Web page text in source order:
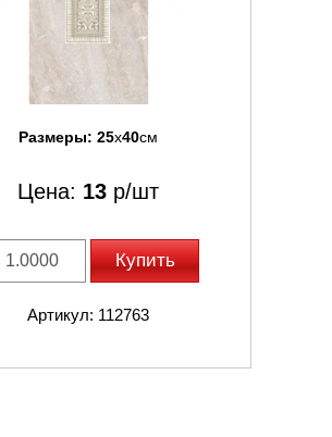
Размеры: 25x40см
Цена: 13 р/шт
Купить
Артикул: 112763